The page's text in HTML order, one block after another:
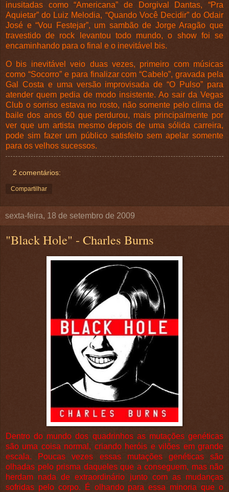
inusitadas como “Americana” de Dorgival Dantas, “Pra
Aquietar” do Luiz Melodia, “Quando Você Decidir” do Odair
José e “Vou Festejar”, um sambão de Jorge Aragão que
travestido de rock levantou todo mundo, o show foi se
encaminhando para o final e o inevitável bis.
O bis inevitável veio duas vezes, primeiro com músicas
como “Socorro” e para finalizar com “Cabelo”, gravada pela
Gal Costa e uma versão improvisada de “O Pulso” para
atender quem pedia de modo insistente. Ao sair da Vegas
Club o sorriso estava no rosto, não somente pelo clima de
baile dos anos 60 que perdurou, mais principalmente por
ver que um artista mesmo depois de uma sólida carreira,
pode sim fazer um público satisfeito sem apelar somente
para os velhos sucessos.
2 comentários:
Compartilhar
sexta-feira, 18 de setembro de 2009
"Black Hole" - Charles Burns
Dentro do mundo dos quadrinhos as mutações genéticas
são uma coisa normal, criando heróis e vilões em grande
escala. Poucas vezes essas mutações genéticas são
olhadas pelo prisma daqueles que a conseguem, mas não
herdam nada de extraordinário junto com as mudanças
sofridas pelo corpo. É olhando para essa minoria que o